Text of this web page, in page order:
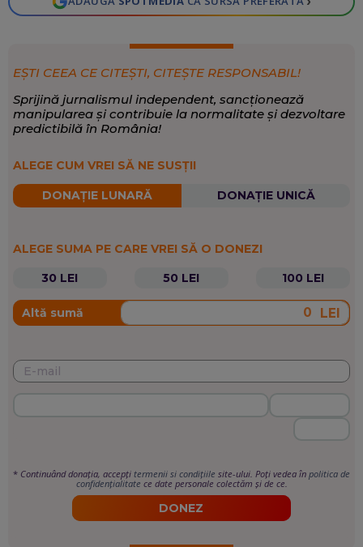
EȘTI CEEA CE CITEȘTI, CITEȘTE RESPONSABIL!
Sprijină jurnalismul independent, sancționează
manipularea și contribuie la normalitate și dezvoltare
predictibilă în România!
ALEGE CUM VREI SĂ NE SUSȚII
DONAȚIE LUNARĂ DONAȚIE UNICĂ
ALEGE SUMA PE CARE VREI SĂ O DONEZI
30 LEI
50 LEI 100 LEI
Altă sumă LEI
* Continuând donația, accepți termenii si condițiile site-ului. Poți vedea în politica de
confidențialitate ce date personale colectăm și de ce.
DONEZ